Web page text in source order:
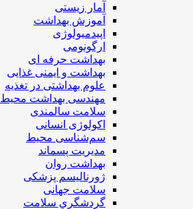
آمار زیستی
آموزش بهداشت
اپیدمیولوژی
ارگونومی
بهداشت حرفه ای
بهداشت و ایمنی غذایی
علوم بهداشتی در تغذیه
مهندسی بهداشت محيط
سلامت سالمندی
اکولوژی انسانی
سم‌شناسی محیط
مدیریت پسماند
بهداشت روان
ژورنالیسم پزشکی
سلامت جهانی
گردشگري سلامت